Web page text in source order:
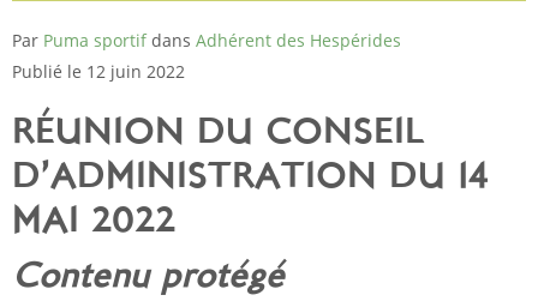
Par Puma sportif dans Adhérent des Hespérides
Publié le 12 juin 2022
RÉUNION DU CONSEIL
D’ADMINISTRATION DU 14
MAI 2022
Contenu protégé